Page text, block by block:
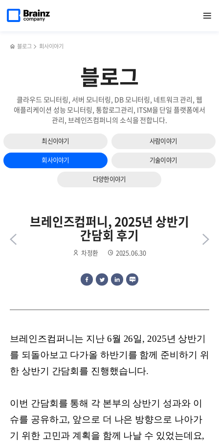
열기
페이지로
블로그 회사이야기
블로그
클라우드 모니터링, 서버 모니터링, DB 모니터링, 네트워크 관리, 웹
애플리케이션 성능 모니터링, 통합로그관리, ITSM을 단일 플랫폼에서
관리, 브레인즈컴퍼니의 소식을 전합니다.
최신이야기 사람이야기
회사이야기 기술이야기
다양한이야기
모니터링
Zenius
브레인즈컴퍼니, 2025년 상반기
간담회 후기
차정환 2025.06.30
Zenius
브레인즈컴퍼니는 지난 6월 26일, 2025년 상반기
를 되돌아보고 다가올 하반기를 함께 준비하기 위
한 상반기 간담회를 진행했습니다.
이번 간담회를 통해 각 본부의 상반기 성과와 이
슈를 공유하고, 앞으로 더 나은 방향으로 나아가
기 위한 고민과 계획을 함께 나날 수 있었는데요,
다음
슬라이드